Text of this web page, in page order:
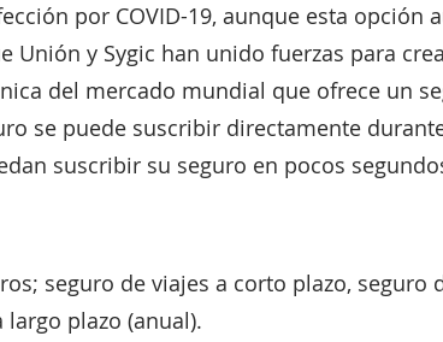
por COVID-19, aunque esta opción
Unión y Sygic han unido fuerzas para
del mercado mundial que ofrece un
se puede suscribir directamente
suscribir su seguro en pocos
seguro de viajes a corto plazo, seguro
largo plazo (anual).